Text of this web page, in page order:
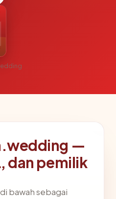
—
dan pemilik
bawah sebagai